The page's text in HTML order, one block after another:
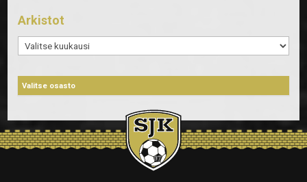
Arkistot
Arkistot